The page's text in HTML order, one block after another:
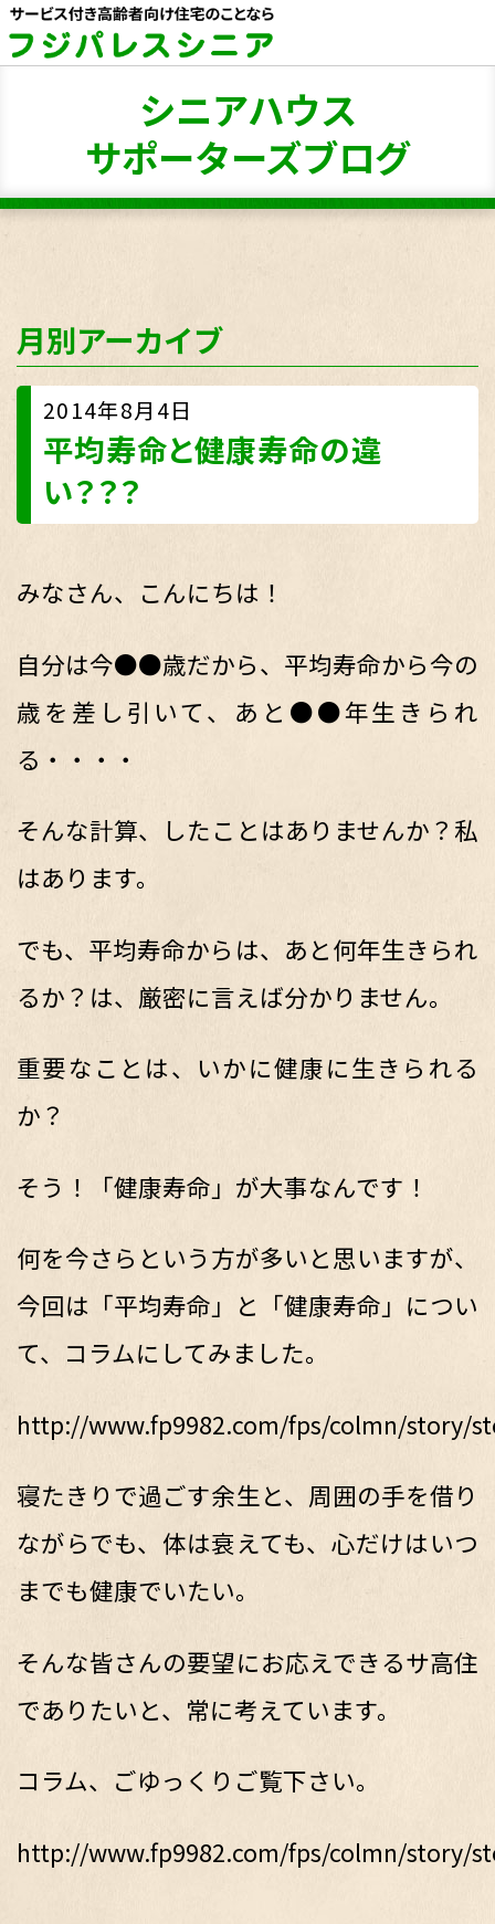
シニアハウス
サポーターズブログ
月別アーカイブ
2014年8月4日
平均寿命と健康寿命の違
い？？？
みなさん、こんにちは！
自分は今●●歳だから、平均寿命から今の
歳を差し引いて、あと●●年生きられ
る・・・・
そんな計算、したことはありませんか？私
はあります。
でも、平均寿命からは、あと何年生きられ
るか？は、厳密に言えば分かりません。
重要なことは、いかに健康に生きられる
か？
そう！「健康寿命」が大事なんです！
何を今さらという方が多いと思いますが、
今回は「平均寿命」と「健康寿命」につい
て、コラムにしてみました。
http://www.fp9982.com/fps/colmn/story/
寝たきりで過ごす余生と、周囲の手を借り
ながらでも、体は衰えても、心だけはいつ
までも健康でいたい。
そんな皆さんの要望にお応えできるサ高住
でありたいと、常に考えています。
コラム、ごゆっくりご覧下さい。
http://www.fp9982.com/fps/colmn/story/